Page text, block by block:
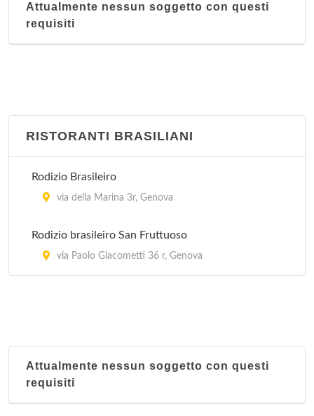
Attualmente nessun soggetto con questi
requisiti
RISTORANTI BRASILIANI
Rodizio Brasileiro
via della Marina 3r, Genova
Rodizio brasileiro San Fruttuoso
via Paolo Giacometti 36 r, Genova
Attualmente nessun soggetto con questi
requisiti